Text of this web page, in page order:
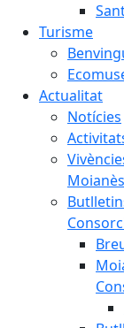
Turisme
Actualitat
Notícies
Moianès